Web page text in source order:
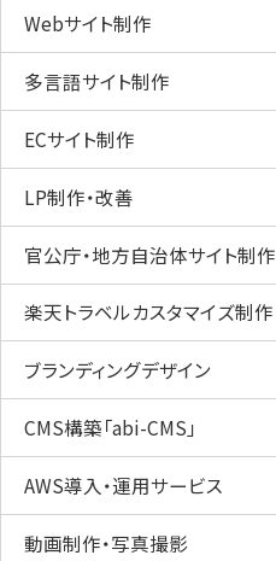
Webサイト制作
多言語サイト制作
ECサイト制作
LP制作・改善
官公庁・地方自治体サイト制作
楽天トラベルカスタマイズ制作
ブランディングデザイン
CMS構築「abi-CMS」
AWS導入・運用サービス
動画制作・写真撮影